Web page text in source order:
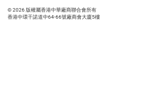
© 2026 版權屬香港中華廠商聯合會所有
香港中環干諾道中64-66號廠商會大廈5樓